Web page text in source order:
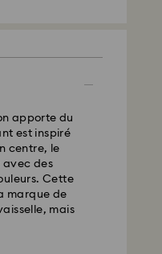
apporte du
est inspiré
centre, le
avec des
Cette
marque de
mais
HEC
et